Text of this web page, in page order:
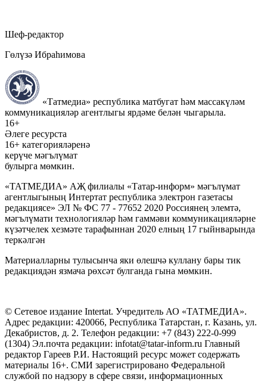
Шеф-редактор
Гөлүзә Ибраһимова
«Татмедиа» республика матбугат һәм массакүләм
коммуникацияләр агентлыгы ярдәме белән чыгарыла.
16+
Әлеге ресурста
16+ категорияләренә
керүче мәгълүмат
булырга мөмкин.
«ТАТМЕДИА» АҖ филиалы «Татар-информ» мәгълүмат
агентлыгының Интертат республика электрон газетасы
редакциясе» ЭЛ № ФС 77 - 77652 2020 Россиянең элемтә,
мәгълүмати технологияләр һәм гаммәви коммуникацияләрне
күзәтчелек хезмәте тарафыннан 2020 елның 17 гыйнварында
теркәлгән
Материалларны тулысынча яки өлешчә куллану бары тик
редакциядән язмача рөхсәт булганда гына мөмкин.
© Сетевое издание Intertat. Учредитель АО «ТАТМЕДИА».
Адрес редакции: 420066, Республика Татарстан, г. Казань, ул.
Декабристов, д. 2. Телефон редакции: +7 (843) 222-0-999
(1304) Эл.почта редакции: infotat@tatar-inform.ru Главный
редактор Гареев Р.И. Настоящий ресурс может содержать
материалы 16+. СМИ зарегистрировано Федеральной
службой по надзору в сфере связи, информационных